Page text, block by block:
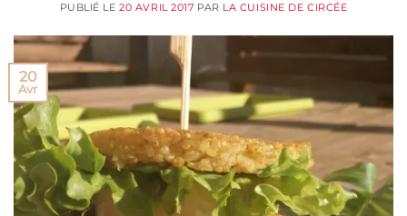
PUBLIÉ LE20 AVRIL 2017 PAR LA CUISINE DE CIRCÉE
20
Avr